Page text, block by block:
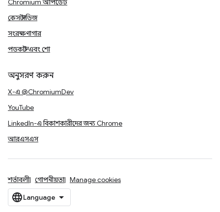
Chromium আপডেট
কেস স্টাডিজ
সংরক্ষণাগার
পডকাস্ট এবং শো
অনুসরণ করুন
X-এ @ChromiumDev
YouTube
LinkedIn-এ বিকাশকারীদের জন্য Chrome
আরএসএস
শর্তাবলী গোপনীয়তা Manage cookies